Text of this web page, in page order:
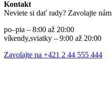
Kontakt
Neviete si dať rady? Zavolajte nám
po–pia – 8:00 až 20:00
víkendy,sviatky – 9:00 až 20:00
Zavolajte na +421 2 44 555 444